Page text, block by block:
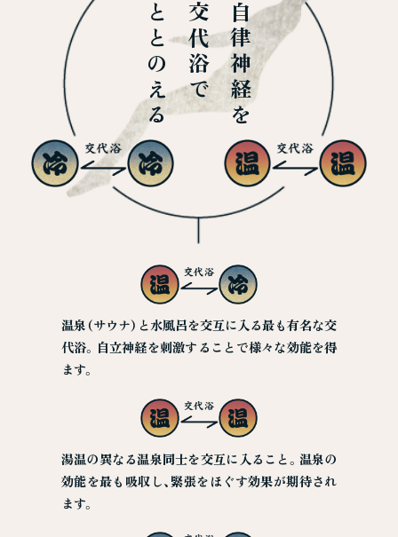
自律神経を
交代浴で
ととのえる
温泉（サウナ）と水風呂を交互に入る最も有名な交
代浴。自立神経を刺激することで様々な効能を得
ます。
湯温の異なる温泉同士を交互に入ること。温泉の
効能を最も吸収し、緊張をほぐす効果が期待され
ます。